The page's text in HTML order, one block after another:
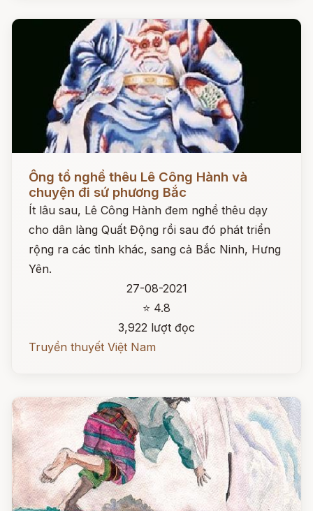
Đọc ngay
Ông tổ nghề thêu Lê Công Hành và
chuyện đi sứ phương Bắc
Ít lâu sau, Lê Công Hành đem nghề thêu dạy
cho dân làng Quất Động rồi sau đó phát triển
rộng ra các tỉnh khác, sang cả Bắc Ninh, Hưng
Yên.
27-08-2021
⭐ 4.8
3,922 lượt đọc
Truyền thuyết Việt Nam